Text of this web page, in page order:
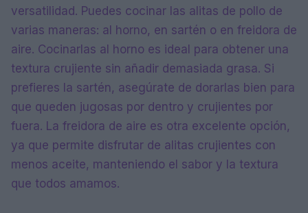
versatilidad. Puedes cocinar las alitas de pollo de
varias maneras: al horno, en sartén o en freidora de
aire. Cocinarlas al horno es ideal para obtener una
textura crujiente sin añadir demasiada grasa. Si
prefieres la sartén, asegúrate de dorarlas bien para
que queden jugosas por dentro y crujientes por
fuera. La freidora de aire es otra excelente opción,
ya que permite disfrutar de alitas crujientes con
menos aceite, manteniendo el sabor y la textura
que todos amamos.